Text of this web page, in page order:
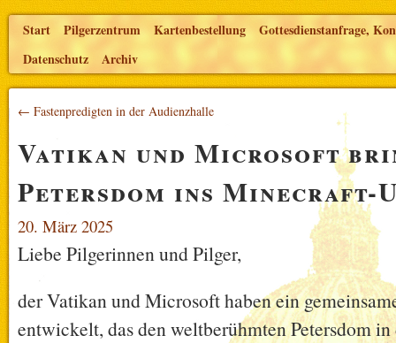
Start Pilgerzentrum Kartenbestellung
Gottesdienstanfrage,
Datenschutz
Archiv
← Fastenpredigten in der Audienzhalle
Vatikan und Microsoft
Petersdom ins Minecraft-
20. März 2025
Liebe Pilgerinnen und Pilger,
der Vatikan und Microsoft haben ein
entwickelt, das den weltberühmten Petersdom